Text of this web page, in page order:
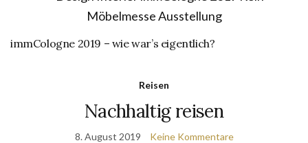
immCologne 2019 – wie war’s eigentlich?
Reisen
Nachhaltig reisen
8. August 2019 Keine Kommentare